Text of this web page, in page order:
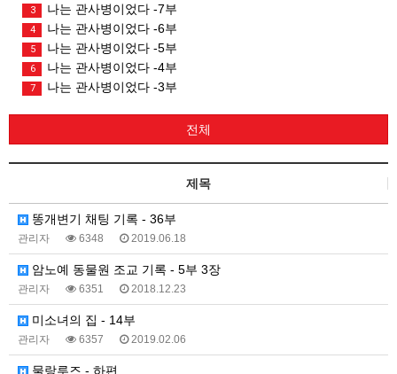
3 나는 관사병이었다 -7부
4 나는 관사병이었다 -6부
5 나는 관사병이었다 -5부
6 나는 관사병이었다 -4부
7 나는 관사병이었다 -3부
전체
제목
똥개변기 채팅 기록 - 36부
관리자 6348 2019.06.18
암노예 동물원 조교 기록 - 5부 3장
관리자 6351 2018.12.23
미소녀의 집 - 14부
관리자 6357 2019.02.06
물랑루즈 - 하편